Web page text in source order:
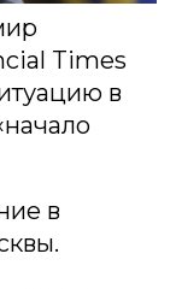
Times
в
в